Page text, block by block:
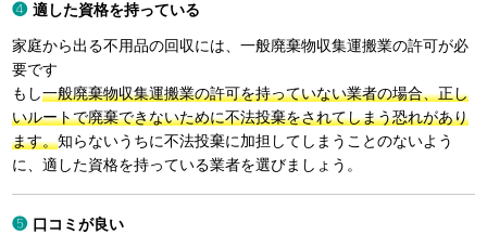
適した資格を持っている
家庭から出る不用品の回収には、一般廃棄物収集運搬業の許可が必
要です
もし一般廃棄物収集運搬業の許可を持っていない業者の場合、正し
いルートで廃棄できないために不法投棄をされてしまう恐れがあり
ます。知らないうちに不法投棄に加担してしまうことのないよう
に、適した資格を持っている業者を選びましょう。
口コミが良い